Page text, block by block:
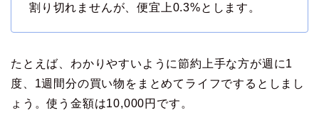
割り切れませんが、便宜上0.3%とします。
たとえば、わかりやすいように節約上手な方が週に1
度、1週間分の買い物をまとめてライフでするとしまし
ょう。使う金額は10,000円です。